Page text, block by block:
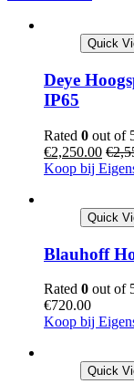
Quick
Deye
IP65
Rated 0 out of
€2,250.00 €
Koop bij
Quick
Blauhoff
Rated 0 out of
€720.00
Koop bij
Quick